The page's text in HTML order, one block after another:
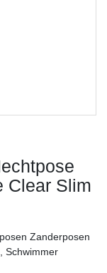
Clear Slim
Zanderposen
Schwimmer